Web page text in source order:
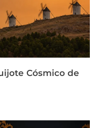
Cósmico de